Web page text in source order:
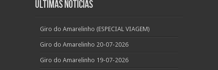
Últimas Notícias
Giro do Amarelinho (ESPECIAL VIAGEM)
Giro do Amarelinho 20-07-2026
Giro do Amarelinho 19-07-2026